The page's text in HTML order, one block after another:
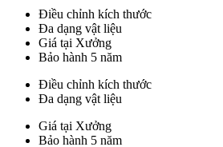
Điều chỉnh kích thước
Đa dạng vật liệu
Giá tại Xưởng
Bảo hành 5 năm
Điều chỉnh kích thước
Đa dạng vật liệu
Giá tại Xưởng
Bảo hành 5 năm